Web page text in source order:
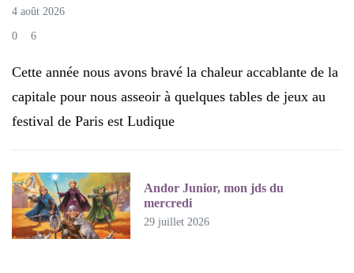
4 août 2026
0 6
Cette année nous avons bravé la chaleur accablante de la
capitale pour nous asseoir à quelques tables de jeux au
festival de Paris est Ludique
Andor Junior, mon jds du
mercredi
29 juillet 2026